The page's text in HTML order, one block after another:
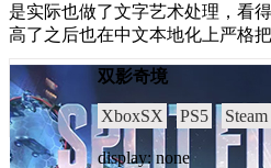
是实际也做了文字艺术处理，看
高了之后也在中文本地化上严格把
双影奇境
XboxSX PS5 Steam
display: none